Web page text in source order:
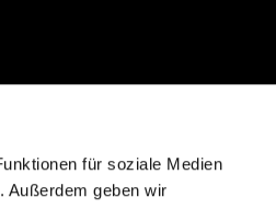
für soziale Medien
Außerdem geben wir